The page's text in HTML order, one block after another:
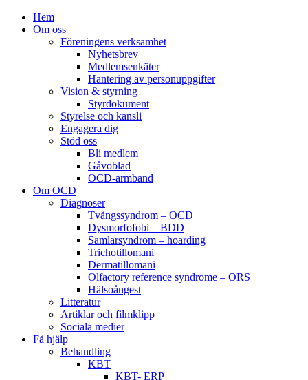
Hem
Om oss
Föreningens verksamhet
Nyhetsbrev
Medlemsenkäter
Hantering av personuppgifter
Vision & styrning
Styrdokument
Styrelse och kansli
Engagera dig
Stöd oss
Bli medlem
Gåvoblad
OCD-armband
Om OCD
Diagnoser
Tvångssyndrom – OCD
Dysmorfofobi – BDD
Samlarsyndrom – hoarding
Trichotillomani
Dermatillomani
Olfactory reference syndrome – ORS
Hälsoångest
Litteratur
Artiklar och filmklipp
Sociala medier
Få hjälp
Behandling
KBT
KBT- ERP